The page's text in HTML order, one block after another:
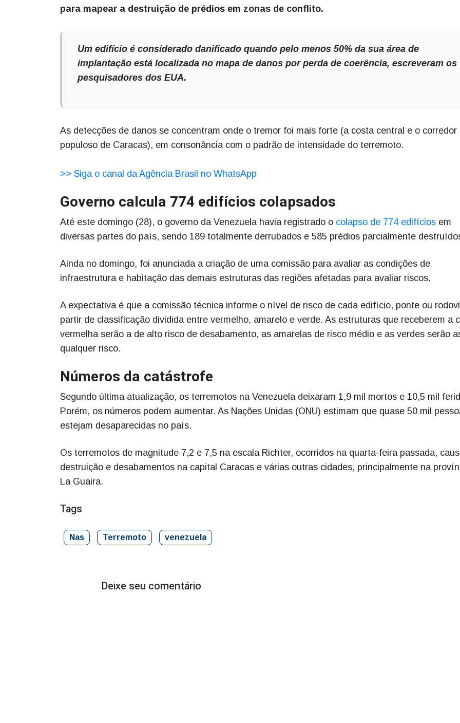
para mapear a destruição de prédios em zonas de conflito.
Um edifício é considerado danificado quando pelo menos 50% da sua área de
implantação está localizada no mapa de danos por perda de coerência, escreveram os
pesquisadores dos EUA.
As detecções de danos se concentram onde o tremor foi mais forte (a costa central e o corredor
populoso de Caracas), em consonância com o padrão de intensidade do terremoto.
>> Siga o canal da Agência Brasil no WhatsApp
Governo calcula 774 edifícios colapsados
Até este domingo (28), o governo da Venezuela havia registrado o colapso de 774 edifícios em
diversas partes do país, sendo 189 totalmente derrubados e 585 prédios parcialmente
Ainda no domingo, foi anunciada a criação de uma comissão para avaliar as condições de
infraestrutura e habitação das demais estruturas das regiões afetadas para avaliar riscos.
A expectativa é que a comissão técnica informe o nível de risco de cada edifício, ponte ou
partir de classificação dividida entre vermelho, amarelo e verde. As estruturas que receberem a
vermelha serão a de alto risco de desabamento, as amarelas de risco médio e as verdes serão
qualquer risco.
Números da catástrofe
Segundo última atualização, os terremotos na Venezuela deixaram 1,9 mil mortos e 10,5 mil
Porém, os números podem aumentar. As Nações Unidas (ONU) estimam que quase 50 mil
estejam desaparecidas no país.
Os terremotos de magnitude 7,2 e 7,5 na escala Richter, ocorridos na quarta-feira passada,
destruição e desabamentos na capital Caracas e várias outras cidades, principalmente na
La Guaira.
Tags
Nas Terremoto venezuela
Deixe seu comentário